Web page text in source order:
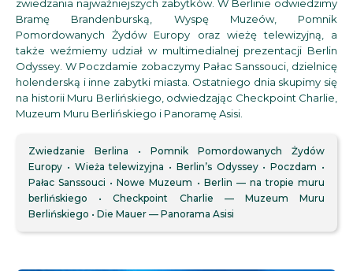
zwiedzania najważniejszych zabytków. W Berlinie odwiedzimy
Bramę Brandenburską, Wyspę Muzeów, Pomnik
Pomordowanych Żydów Europy oraz wieżę telewizyjną, a
także weźmiemy udział w multimedialnej prezentacji Berlin
Odyssey. W Poczdamie zobaczymy Pałac Sanssouci, dzielnicę
holenderską i inne zabytki miasta. Ostatniego dnia skupimy się
na historii Muru Berlińskiego, odwiedzając Checkpoint Charlie,
Muzeum Muru Berlińskiego i Panoramę Asisi.
Zwiedzanie Berlina
Pomnik Pomordowanych Żydów
Europy
Wieża telewizyjna Berlin’s Odyssey
Poczdam
Pałac Sanssouci
Nowe Muzeum
Berlin — na tropie muru
berlińskiego
Checkpoint Charlie — Muzeum Muru
Berlińskiego
Die Mauer — Panorama Asisi